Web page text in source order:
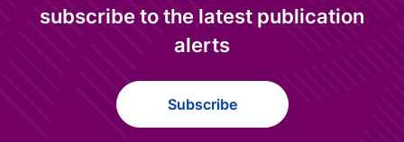
subscribe to the latest publication
alerts
Subscribe